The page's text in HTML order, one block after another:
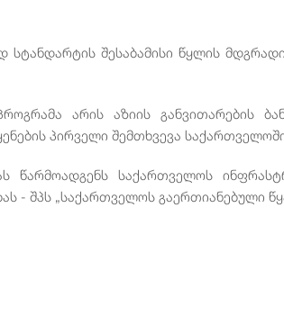
სტანდარტის შესაბამისი წყლის მდგრადი
არის აზიის განვითარების
პირველი შემთხვევა
წარმოადგენს საქართველოს
- შპს „საქართველოს გაერთიანებული